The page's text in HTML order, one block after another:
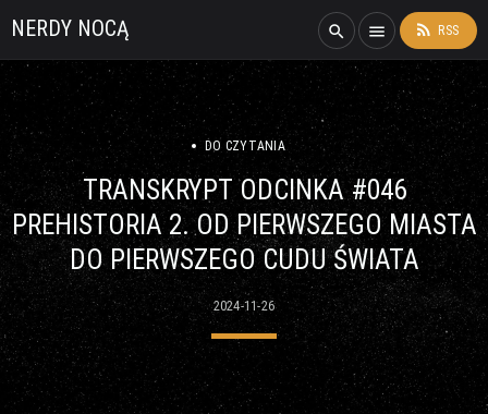
NERDY NOCĄ search menu rss_feed RSS
DO CZYTANIA
TRANSKRYPT ODCINKA #046
PREHISTORIA 2. OD PIERWSZEGO MIASTA
DO PIERWSZEGO CUDU ŚWIATA
2024-11-26